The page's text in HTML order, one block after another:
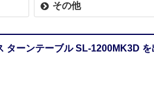
その他
ターンテーブル SL-1200MK3D を